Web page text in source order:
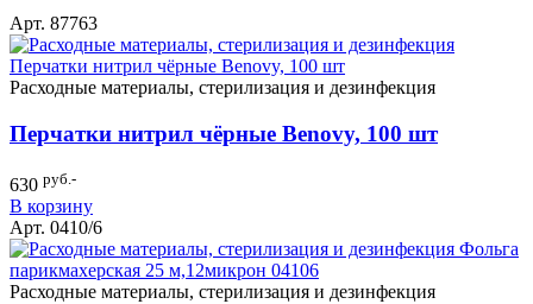
Арт. 87763
Расходные материалы, стерилизация и дезинфекция
Перчатки нитрил чёрные Benovy, 100 шт
630 руб.-
В корзину
Арт. 0410/6
Расходные материалы, стерилизация и дезинфекция